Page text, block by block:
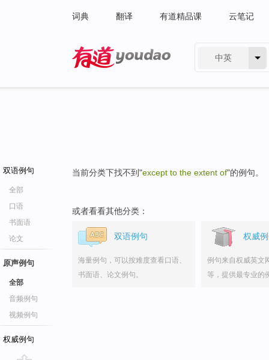
词典 翻译 有道精品课 云笔记
中英
双语例句
全部
口语
书面语
论文
原声例句
全部
音频例句
视频例句
权威例句
当前分类下找不到"except to the extent of"的例句。
或者看看其他分类：
双语例句
海量例句，可以按难度查看口语、
书面语、论文例句。
权威
例句来自权威英文
等，提供最专业的